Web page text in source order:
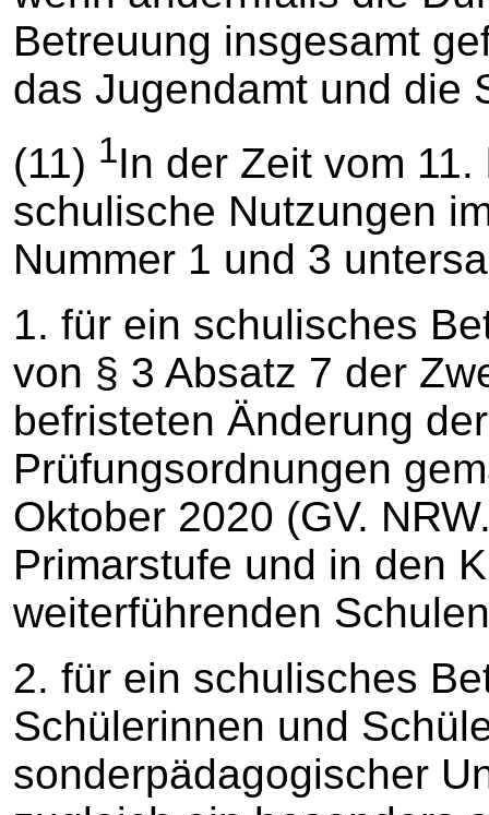
Betreuung insgesamt
das Jugendamt und die
(11) 1In der Zeit vom
schulische Nutzungen
Nummer 1 und 3
1. für ein schulisches
von § 3 Absatz 7 der
befristeten Änderung
Prüfungsordnungen
Oktober 2020 (GV.
Primarstufe und in den
weiterführenden
2. für ein schulisches
Schülerinnen und
sonderpädagogischer